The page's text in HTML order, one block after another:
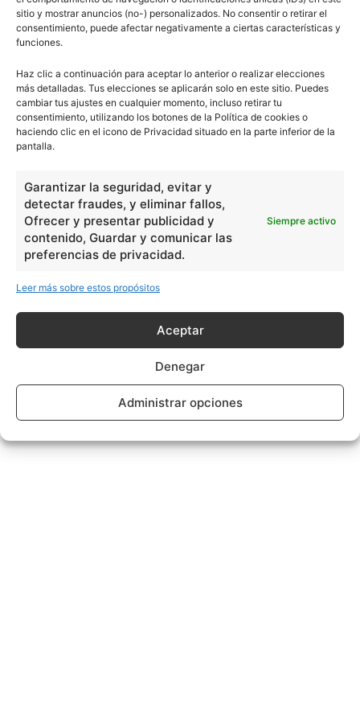
sitio y mostrar anuncios (no-) personalizados. No consentir o retirar el
consentimiento, puede afectar negativamente a ciertas características y
funciones.
Haz clic a continuación para aceptar lo anterior o realizar elecciones
más detalladas. Tus elecciones se aplicarán solo en este sitio. Puedes
cambiar tus ajustes en cualquier momento, incluso retirar tu
consentimiento, utilizando los botones de la Política de cookies o
haciendo clic en el icono de Privacidad situado en la parte inferior de la
pantalla.
Garantizar la seguridad, evitar y
detectar fraudes, y eliminar fallos,
Ofrecer y presentar publicidad y
contenido, Guardar y comunicar las
preferencias de privacidad.
Siempre activo
Leer más sobre estos propósitos
Aceptar
Denegar
Administrar opciones